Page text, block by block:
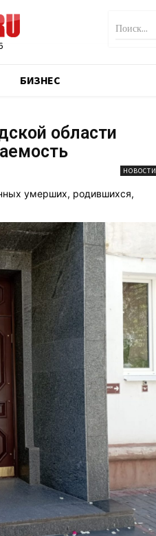
Поиск...
БИЗНЕС
области
НОВОСТИ
умерших, родившихся,